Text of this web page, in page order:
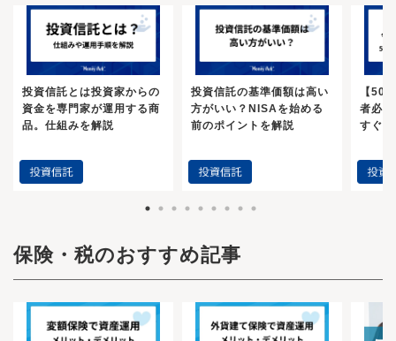
投資信託とは投資家からの
資金を専門家が運用する商
品。仕組みを解説
投資信託の基準価額は高い
方がいい？NISAを始める
前のポイントを解説
【50
者必
すぐ
保険・税のおすすめ記事